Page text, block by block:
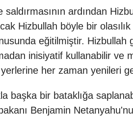
ardından
Hizbullah böyle bir
eğitilmiştir.
inisiyatif kullanabilir ve
her zaman yenileri
başka bir bataklığa
Benjamin